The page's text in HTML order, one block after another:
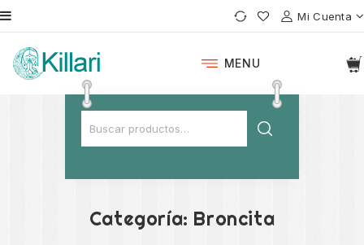
Mi Cuenta
MENU
Categoría: Broncita